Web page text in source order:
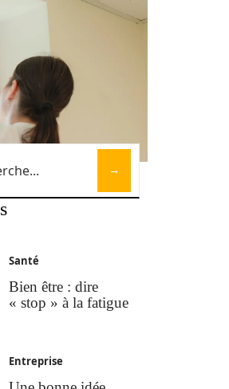
Santé
Bien être : dire
« stop » à la fatigue
Entreprise